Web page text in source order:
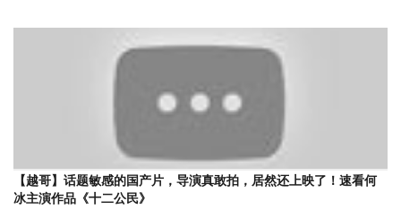
【越哥】话题敏感的国产片，导演真敢拍，居然还上映了！速看何
冰主演作品《十二公民》